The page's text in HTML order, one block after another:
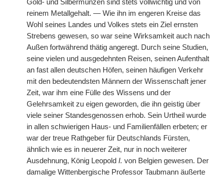
Gold- und Silbermünzen sind stets vollwichtig und von
reinem Metallgehalt. — Wie ihn im engeren Kreise das
Wohl seines Landes und Volkes stets ein Ziel ernsten
Strebens gewesen, so war seine Wirksamkeit auch nach
Außen fortwährend thätig angeregt. Durch seine Studien,
seine vielen und ausgedehnten Reisen, seinen Aufenthalt
an fast allen deutschen Höfen, seinen häufigen Verkehr
mit den bedeutendsten Männern der Wissenschaft jener
Zeit, war ihm eine Fülle des Wissens und der
Gelehrsamkeit zu eigen geworden, die ihn geistig über
viele seiner Standesgenossen erhob. Sein Urtheil wurde
in allen schwierigen Haus- und Familienfällen erbeten; er
war der treue Rathgeber für Deutschlands Fürsten,
ähnlich wie es in neuerer Zeit, nur in noch weiterer
Ausdehnung, König Leopold I. von Belgien gewesen. Der
damalige Wittenbergische Professor Taubmann äußerte